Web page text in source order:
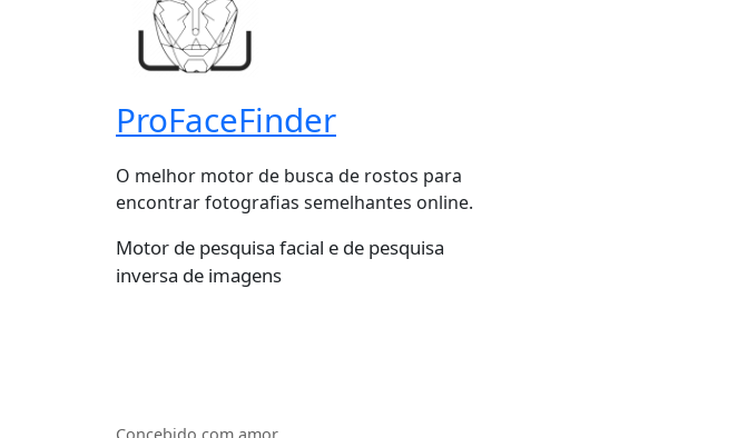
ProFaceFinder
O melhor motor de busca de rostos para
encontrar fotografias semelhantes online.
Motor de pesquisa facial e de pesquisa
inversa de imagens